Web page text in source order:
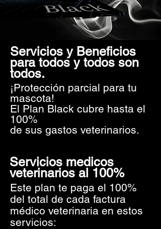
Servicios y Beneficios
para todos y todos son
todos.
¡Protección parcial para tu
mascota!
El Plan Black cubre hasta el
100%
de sus gastos veterinarios.
Servicios medicos
veterinarios al 100%
Este plan te paga el 100%
del total de cada factura
médico veterinaria en estos
servicios: